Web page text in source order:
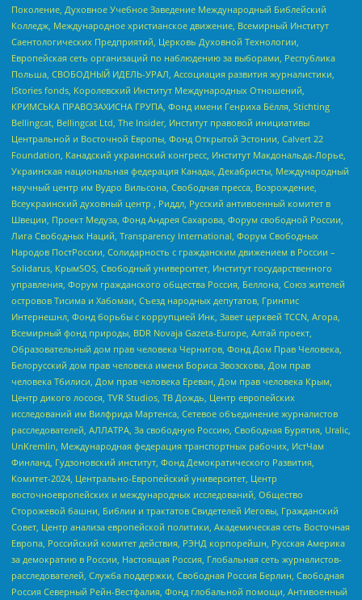
Поколение, Духовное Учебное Заведение Международный Библейский
Колледж, Международное христианское движение, Всемирный Институт
Саентологических Предприятий, Церковь Духовной Технологии,
Европейская сеть организаций по наблюдению за выборами, Республика
Польша, СВОБОДНЫЙ ИДЕЛЬ-УРАЛ, Ассоциация развития журналистики,
IStories fonds, Королевский Институт Международных Отношений,
КРИМСЬКА ПРАВОЗАХИСНА ГРУПА, Фонд имени Генриха Бёлля, Stichting
Bellingcat, Bellingcat Ltd, The Insider, Институт правовой инициативы
Центральной и Восточной Европы, Фонд Открытой Эстонии, Calvert 22
Foundation, Канадский украинский конгресс, Институт Макдональда-Лорье,
Украинская национальная федерация Канады, Декабристы, Международный
научный центр им Вудро Вильсона, Свободная пресса, Возрождение,
Всеукраинский духовный центр , Риддл, Русский антивоенный комитет в
Швеции, Проект Медуза, Фонд Андрея Сахарова, Форум свободной России,
Лига Свободных Наций, Transparеncy International, Форум Свободных
Народов ПостРоссии, Солидарность с гражданским движением в России –
Solidarus, КрымSOS, Свободный университет, Институт государственного
управления, Форум гражданского общества Россия, Беллона, Союз жителей
островов Тисима и Хабомаи, Съезд народных депутатов, Гринпис
Интернешнл, Фонд борьбы с коррупцией Инк, Завет церквей TCCN, Агора,
Всемирный фонд природы, BDR Novaja Gazeta-Europe, Алтай проект,
Образовательный дом прав человека Чернигов, Фонд Дом Прав Человека,
Белорусский дом прав человека имени Бориса Звозскова, Дом прав
человека Тбилиси, Дом прав человека Ереван, Дом прав человека Крым,
Центр дикого лосося, TVR Studios, ТВ Дождь, Центр европейских
исследований им Вилфрида Мартенса, Сетевое объединение журналистов
расследователей, АЛЛАТРА, За свободную Россию, Свободная Бурятия, Uralic,
UnKremlin, Международная федерация транспортных рабочих, ИстЧам
Финланд, Гудзоновский институт, Фонд Демократического Развития,
Комитет-2024, Центрально-Европейский университет, Центр
восточноевропейских и международных исследований, Общество
Сторожевой башни, Библии и трактатов Свидетелей Иеговы, Гражданский
Совет, Центр анализа европейской политики, Академическая сеть Восточная
Европа, Российский комитет действия, РЭНД корпорейшн, Русская Америка
за демократию в России, Настоящая Россия, Глобальная сеть журналистов-
расследователей, Служба поддержки, Свободная Россия Берлин, Свободная
Россия Северный Рейн-Вестфалия, Фонд глобальной помощи, Антивоенный